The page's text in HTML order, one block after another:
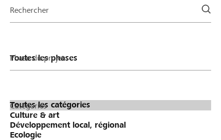
la
Rechercher
Phase du projet
Catégories